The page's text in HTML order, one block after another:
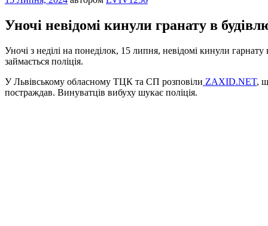
Уночі невідомі кинули гранату в
Уночі з неділі на понеділок, 15 липня, невідомі кинули
займається поліція.
У Львівському обласному ТЦК та СП розповіли ZAXID.NET,
постраждав. Винуватців вибуху шукає поліція.